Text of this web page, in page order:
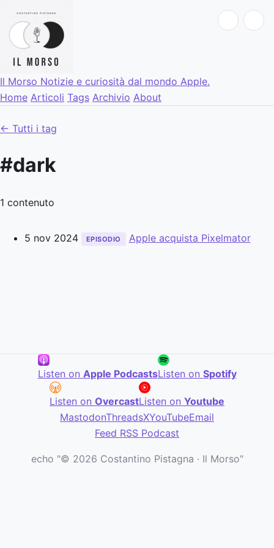
Il Morso Notizie e curiosità dal mondo Apple.
Home Articoli Tags Archivio About
← Tutti i tag
#dark
1 contenuto
5 nov 2024 EPISODIO Apple acquista Pixelmator
Listen on Apple PodcastsListen on Spotify
Listen on OvercastListen on Youtube
MastodonThreadsXYouTubeEmail
Feed RSS Podcast
echo "© 2026 Costantino Pistagna · Il Morso"